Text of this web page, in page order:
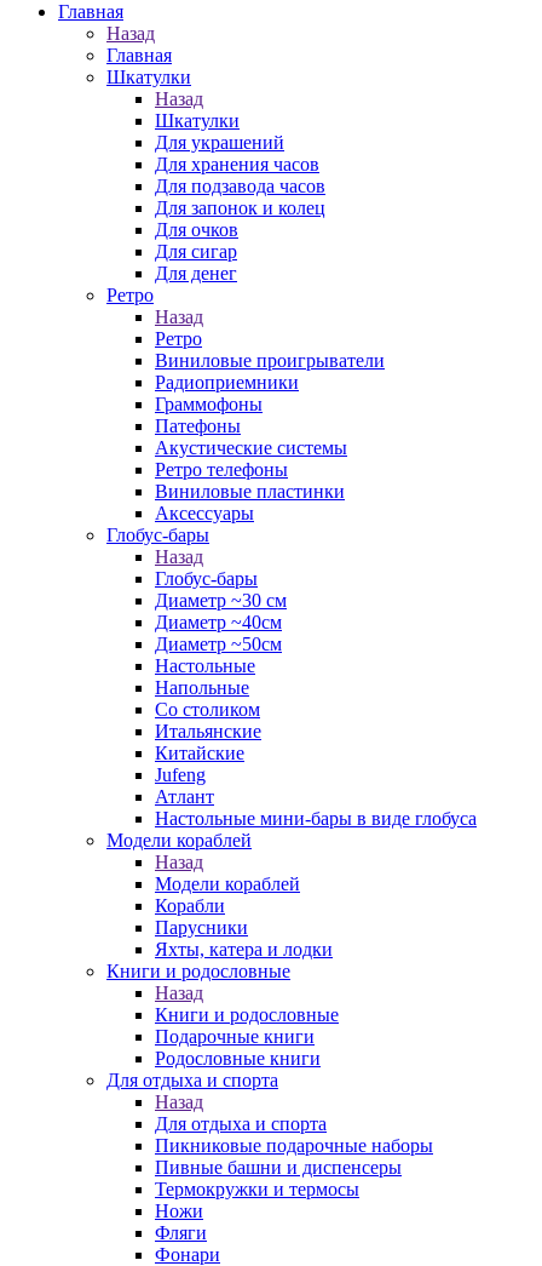
Главная
Назад
Главная
Шкатулки
Назад
Шкатулки
Для украшений
Для хранения часов
Для подзавода часов
Для запонок и колец
Для очков
Для сигар
Для денег
Ретро
Назад
Ретро
Виниловые проигрыватели
Радиоприемники
Граммофоны
Патефоны
Акустические системы
Ретро телефоны
Виниловые пластинки
Аксессуары
Глобус-бары
Назад
Глобус-бары
Диаметр ~30 см
Диаметр ~40см
Диаметр ~50см
Настольные
Напольные
Со столиком
Итальянские
Китайские
Jufeng
Атлант
Настольные мини-бары в виде глобуса
Модели кораблей
Назад
Модели кораблей
Корабли
Парусники
Яхты, катера и лодки
Книги и родословные
Назад
Книги и родословные
Подарочные книги
Родословные книги
Для отдыха и спорта
Назад
Для отдыха и спорта
Пикниковые подарочные наборы
Пивные башни и диспенсеры
Термокружки и термосы
Ножи
Фляги
Фонари